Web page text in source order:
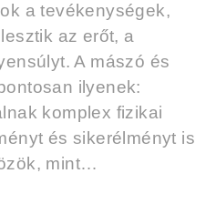
a tevékenységek,
az erőt, a
A mászó és
ilyenek:
komplex fizikai
és sikerélményt is
mint…